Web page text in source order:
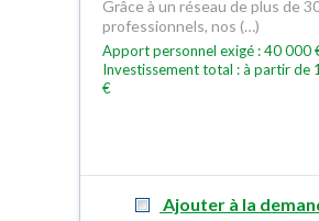
Grâce à un réseau de plus de
professionnels, nos (…)
Apport personnel exigé : 40 000
Investissement total : à partir de
€
Ajouter à la